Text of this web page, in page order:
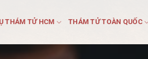
THÁM TỬ HCM THÁM TỬ TOÀN QUỐC